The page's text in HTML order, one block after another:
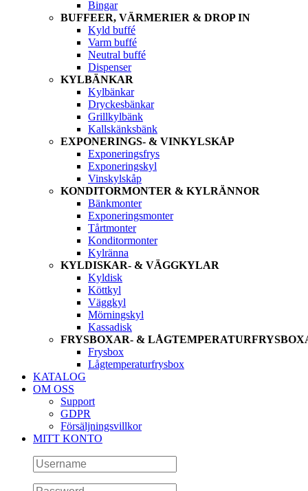
Bingar
BUFFEER, VÄRMERIER & DROP IN
Kyld buffé
Varm buffé
Neutral buffé
Dispenser
KYLBÄNKAR
Kylbänkar
Dryckesbänkar
Grillkylbänk
Kallskänksbänk
EXPONERINGS- & VINKYLSKÅP
Exponeringsfrys
Exponeringskyl
Vinskylskåp
KONDITORMONTER & KYLRÄNNOR
Bänkmonter
Exponeringsmonter
Tårtmonter
Konditormonter
Kylränna
KYLDISKAR- & VÄGGKYLAR
Kyldisk
Köttkyl
Väggkyl
Mörningskyl
Kassadisk
FRYSBOXAR- &
Frysbox
Lågtemperaturfrysbox
KATALOG
OM OSS
Support
GDPR
Försäljningsvillkor
MITT KONTO